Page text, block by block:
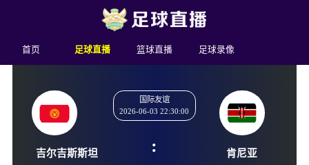
首页 足球直播 篮球直播 足球录像
国际友谊
2026-06-03 22:30:00